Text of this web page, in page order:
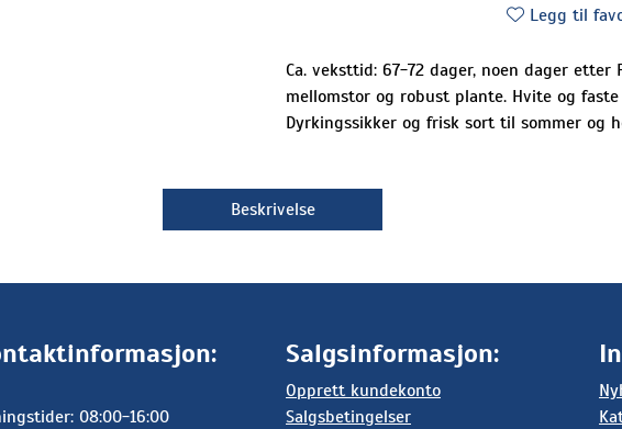
Legg til
Ca. veksttid: 67-72 dager, noen dager etter
mellomstor og robust plante. Hvite og
Dyrkingssikker og frisk sort til sommer og
Beskrivelse
08:00-16:00
Salgsinformasjon:
Opprett kundekonto
Salgsbetingelser